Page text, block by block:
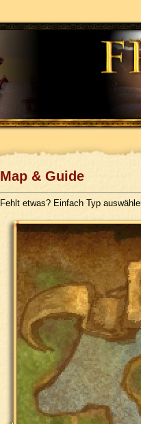
Map & Guide
Fehlt etwas? Einfach Typ